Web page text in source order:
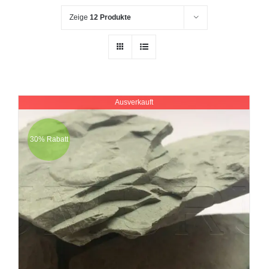
Zeige 12 Produkte
Ausverkauft
30% Rabatt